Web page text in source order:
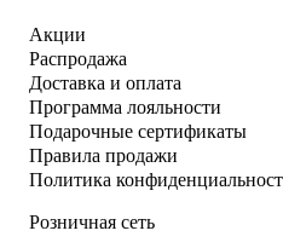
Акции
Распродажа
Доставка и оплата
Программа лояльности
Подарочные сертификаты
Правила продажи
Политика
Розничная сеть